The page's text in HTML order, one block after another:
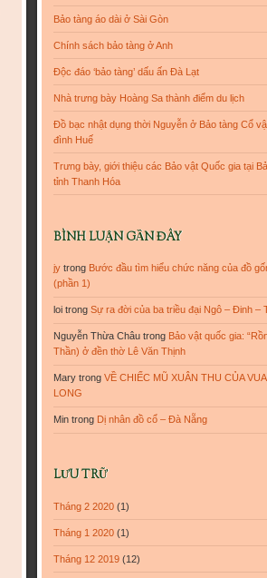
Bảo tàng áo dài ở Sài Gòn
Chính sách bảo tàng ở Anh
Độc đáo ‘bảo tàng’ dấu ấn Đà Lạt
Nhà trưng bày Hoàng Sa thành điểm du lịch
Đồ bạc nhật dụng thời Nguyễn ở Bảo tàng Cổ
đình Huế
Trưng bày, giới thiệu các Bảo vật Quốc gia tại
tỉnh Thanh Hóa
BÌNH LUẬN GẦN ĐÂY
jy trong Bước đầu tìm hiểu chức năng của đồ
(phần 1)
loi trongSự ra đời của ba triều đại Ngô – Đinh –
Nguyễn Thừa Châu trong Bảo vật quốc gia:
Thần) ở đền thờ Lê Văn Thịnh
Mary trongVỀ CHIẾC MŨ XUÂN THU CỦA
LONG
Min trong Dị nhân đồ cổ – Đà Nẵng
LƯU TRỮ
Tháng 2 2020 (1)
Tháng 1 2020 (1)
Tháng 12 2019 (12)